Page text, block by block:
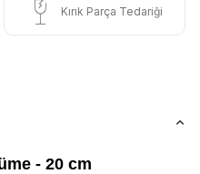
Kırık Parça Tedariği
- 20 cm